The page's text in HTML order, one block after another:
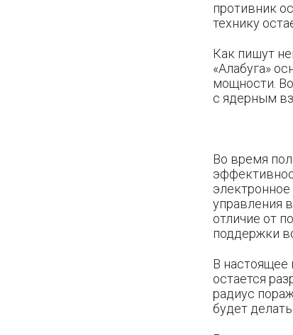
противник
технику
Как пишут
«Алабуга»
мощности.
с ядерным
Во время
управления
отличие от
поддержки
В настоящее
остается
радиус
будет